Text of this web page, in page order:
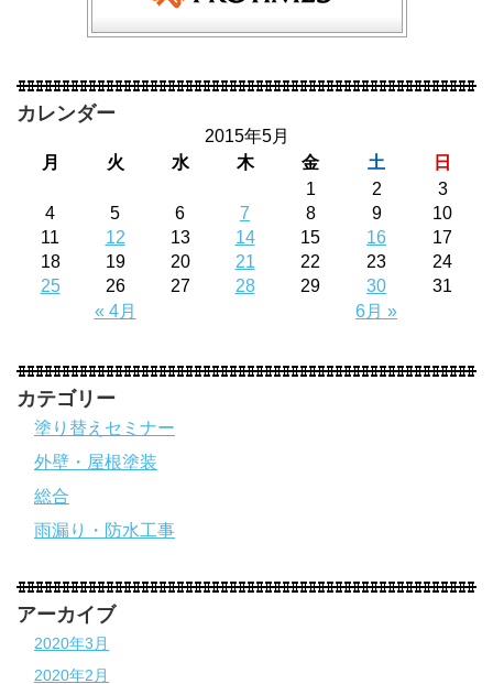
カレンダー
2015年5月
月
火 水 木 金 土 日
« 4月 6月 »
1 2
3
4
5 6 7 8 9
10
11
12 13 14 15 16
17
18
19 20 21 22 23
24
25
26 27 28 29 30 31
カテゴリー
塗り替えセミナー
外壁・屋根塗装
総合
雨漏り・防水工事
アーカイブ
2020年3月
2020年2月